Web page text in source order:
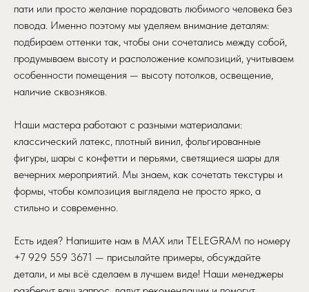
пати или просто желание порадовать любимого человека без
повода. Именно поэтому мы уделяем внимание деталям:
подбираем оттенки так, чтобы они сочетались между собой,
продумываем высоту и расположение композиций, учитываем
особенности помещения — высоту потолков, освещение,
наличие сквозняков.
Наши мастера работают с разными материалами:
классический латекс, плотный винил, фольгированные
фигуры, шары с конфетти и перьями, светящиеся шары для
вечерних мероприятий. Мы знаем, как сочетать текстуры и
формы, чтобы композиция выглядела не просто ярко, а
стильно и современно.
Есть идея? Напишите нам в MAX или TELEGRAM по номеру
+7 929 559 3671 — присылайте примеры, обсуждайте
детали, и мы всё сделаем в лучшем виде! Наши менеджеры